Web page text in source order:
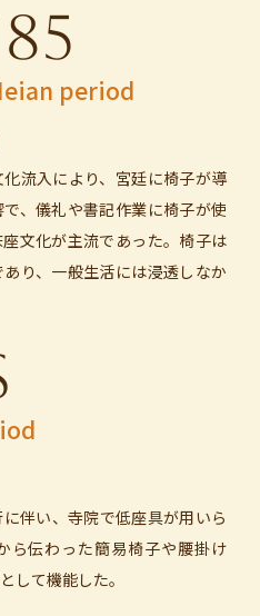
period
流入により、宮廷に椅子が導
、儀礼や書記作業に椅子が使
文化が主流であった。椅子は
り、一般生活には浸透しなか
伴い、寺院で低座具が用いら
ら伝わった簡易椅子や腰掛け
して機能した。